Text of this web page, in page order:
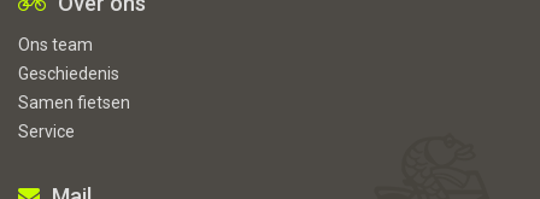
Ons team
Geschiedenis
Samen fietsen
Service